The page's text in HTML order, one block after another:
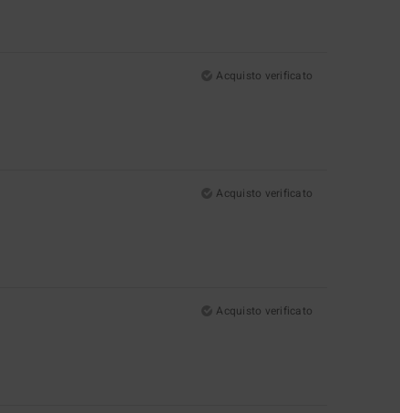
Acquisto verificato
Acquisto verificato
Acquisto verificato